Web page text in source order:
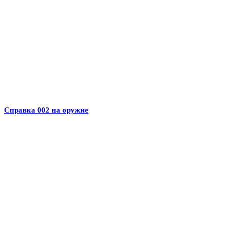
Справка 002 на оружие